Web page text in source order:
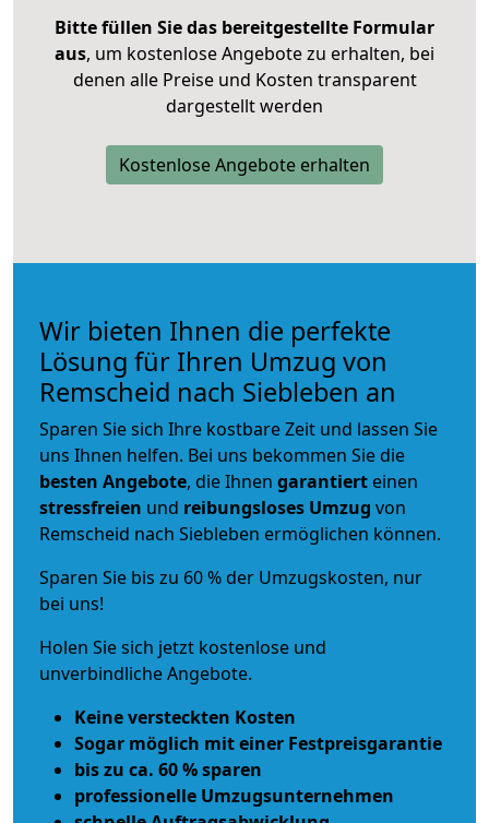
Bitte füllen Sie das bereitgestellte Formular
aus, um kostenlose Angebote zu erhalten, bei
denen alle Preise und Kosten transparent
dargestellt werden
Kostenlose Angebote erhalten
Wir bieten Ihnen die perfekte
Lösung für Ihren Umzug von
Remscheid nach Siebleben an
Sparen Sie sich Ihre kostbare Zeit und lassen Sie
uns Ihnen helfen. Bei uns bekommen Sie die
besten Angebote, die Ihnen garantiert einen
stressfreien und reibungsloses Umzug von
Remscheid nach Siebleben ermöglichen können.
Sparen Sie bis zu 60 % der Umzugskosten, nur
bei uns!
Holen Sie sich jetzt kostenlose und
unverbindliche Angebote.
Keine versteckten Kosten
Sogar möglich mit einer Festpreisgarantie
bis zu ca. 60 % sparen
professionelle Umzugsunternehmen